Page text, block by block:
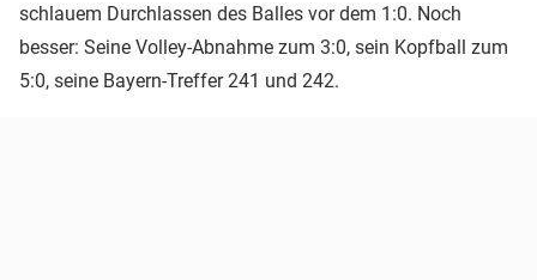
schlauem Durchlassen des Balles vor dem 1:0. Noch
besser: Seine Volley-Abnahme zum 3:0, sein Kopfball zum
5:0, seine Bayern-Treffer 241 und 242.